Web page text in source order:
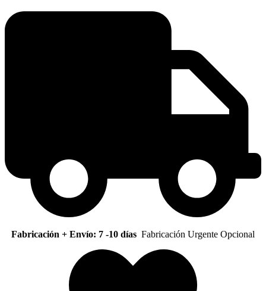
Fabricación + Envío: 7 -10 días Fabricación Urgente Opcional